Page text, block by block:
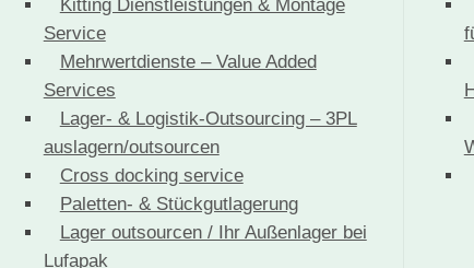
Kitting Dienstleistungen & Montage
Service
Mehrwertdienste – Value Added
Services
Lager- & Logistik-Outsourcing – 3PL
auslagern/outsourcen
Cross docking service
Paletten- & Stückgutlagerung
Lager outsourcen / Ihr Außenlager bei
Lufapak